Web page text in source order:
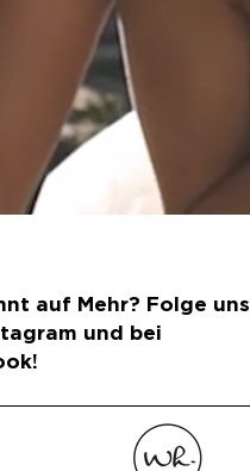
auf Mehr? Folge uns
und bei